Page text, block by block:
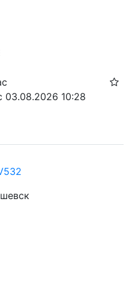
03.08.2026 10:28